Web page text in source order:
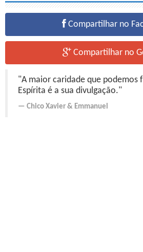
Compartilhar no
Compartilhar no
"A maior caridade que podemos
Espírita é a sua divulgação."
Chico Xavier & Emmanuel